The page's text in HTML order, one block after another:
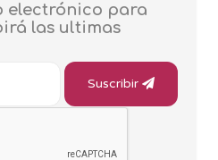
electrónico para
las ultimas
Suscribir